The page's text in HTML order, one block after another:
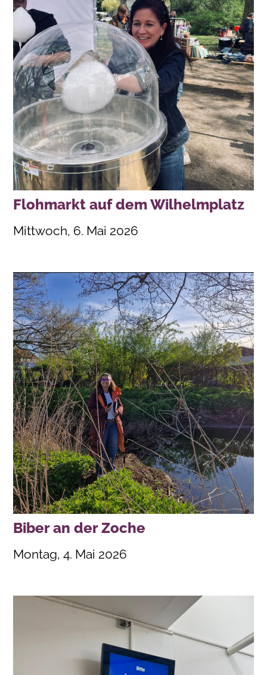
Flohmarkt auf dem Wilhelmplatz
Mittwoch, 6. Mai 2026
Biber an der Zoche
Montag, 4. Mai 2026